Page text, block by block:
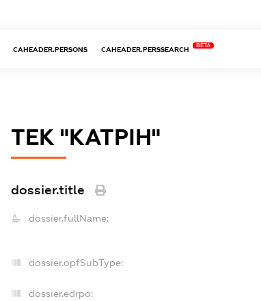
CAHEADER.PERSONS CAHEADER.PERSSEARCH
BETA
ТЕК "КАТРІН"
dossier.title
dossier.fullName:
dossier.opfSubType:
dossier.edrpo: